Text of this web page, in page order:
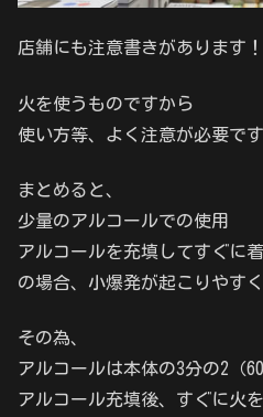
店舗にも注意書きがあります！
火を使うものですから
使い方等、よく注意が必要です
まとめると、
少量のアルコールでの使用
アルコールを充填してすぐに
の場合、小爆発が起こりやす
その為、
アルコールは本体の3分の2（
アルコール充填後、すぐに火